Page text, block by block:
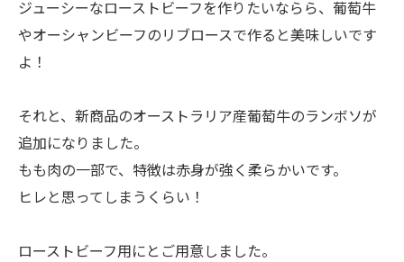
ジューシーなローストビーフを作りたいならら、葡萄牛
やオーシャンビーフのリブロースで作ると美味しいです
よ！
それと、新商品のオーストラリア産葡萄牛のランボソが
追加になりました。
もも肉の一部で、特徴は赤身が強く柔らかいです。
ヒレと思ってしまうくらい！
ローストビーフ用にとご用意しました。